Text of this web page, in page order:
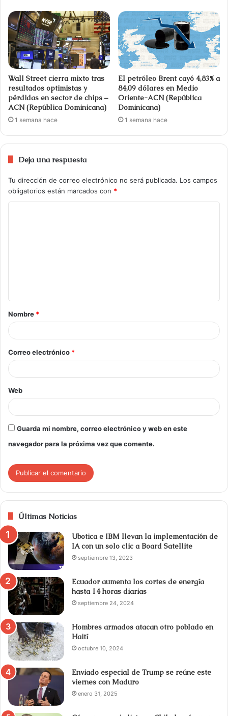
Wall Street cierra mixto tras
resultados optimistas y
pérdidas en sector de chips –
ACN (República Dominicana)
1 semana hace
El petróleo Brent cayó 4,83% a
84,09 dólares en Medio
Oriente-ACN (República
Dominicana)
1 semana hace
Deja una respuesta
Tu dirección de correo electrónico no será publicada. Los campos
obligatorios están marcados con *
Nombre *
Correo electrónico *
Web
Guarda mi nombre, correo electrónico y web en este
navegador para la próxima vez que comente.
Últimas Noticias
Ubotica e IBM llevan la implementación de
IA con un solo clic a Board Satellite
septiembre 13, 2023
Ecuador aumenta los cortes de energía
hasta 14 horas diarias
septiembre 24, 2024
Hombres armados atacan otro poblado en
Haití
octubre 10, 2024
Enviado especial de Trump se reúne este
viernes con Maduro
enero 31, 2025